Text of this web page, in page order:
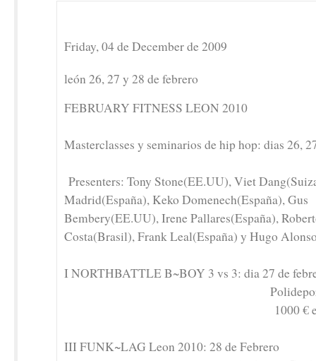
Friday, 04 de December de 2009
león 26, 27 y 28 de febrero
FEBRUARY FITNESS LEON 2010
Masterclasses y seminarios de hip hop: dias 26,
Presenters: Tony Stone(EE.UU), Viet
Madrid(España), Keko Domenech(España), Gus
Bembery(EE.UU), Irene Pallares(España),
Costa(Brasil), Frank Leal(España) y Hugo
I NORTHBATTLE B~BOY 3 vs 3: dia 27 de
Polideportivo de
1000 € en
III FUNK~LAG Leon 2010: 28 de Febrero